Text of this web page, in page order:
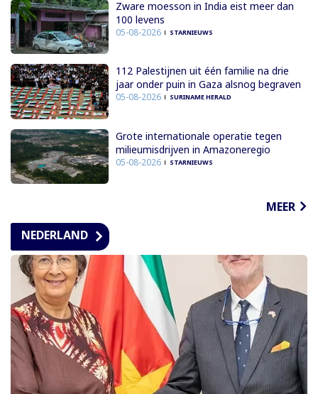
Zware moesson in India eist meer dan
100 levens
05-08-2026 STARNIEUWS
112 Palestijnen uit één familie na drie
jaar onder puin in Gaza alsnog begraven
05-08-2026 SURINAME HERALD
Grote internationale operatie tegen
milieumisdrijven in Amazoneregio
05-08-2026 STARNIEUWS
MEER
NEDERLAND